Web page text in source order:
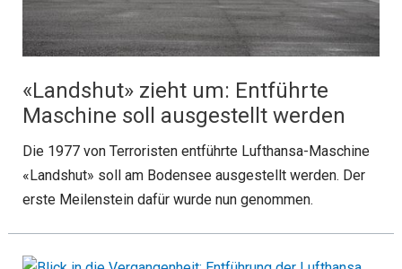
«Landshut» zieht um: Entführte
Maschine soll ausgestellt werden
Die 1977 von Terroristen entführte Lufthansa-Maschine
«Landshut» soll am Bodensee ausgestellt werden. Der
erste Meilenstein dafür wurde nun genommen.